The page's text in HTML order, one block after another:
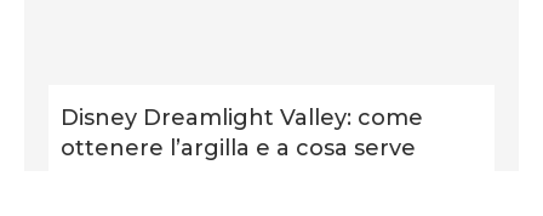
Disney Dreamlight Valley: come
ottenere l’argilla e a cosa serve